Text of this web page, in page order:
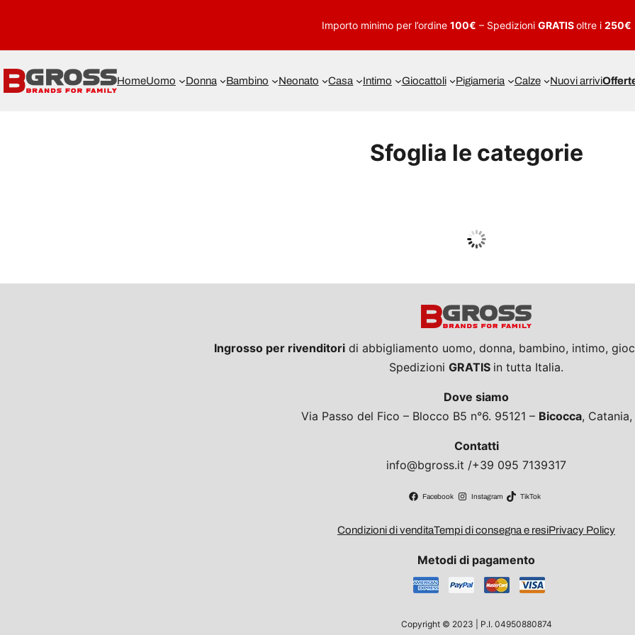
Importo minimo per l’ordine 100€ – Spedizioni GRATISoltre i 250€
HomeUomo Donna Bambino Neonato Casa Intimo Giocattoli Pigiameria Calze Nuovi arrivi
Sfoglia le categorie
Guarda tutto
Ingrosso per rivenditori di abbigliamento uomo, donna, bambino, intimo,
Spedizioni GRATIS in tutta Italia.
Dove siamo
Via Passo del Fico – Blocco B5 n°6. 95121 – Bicocca,
Contatti
info@bgross.it /+39 095 7139317
Facebook Instagram TikTok
Condizioni di venditaTempi di consegna e resiPrivacy Policy
Metodi di pagamento
Copyright © 2023 | P.I. 04950880874